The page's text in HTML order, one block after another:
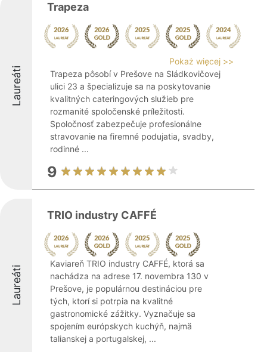
Laureáti
Trapeza
Pokaż więcej >>
Trapeza pôsobí v Prešove na Sládkovičovej
ulici 23 a špecializuje sa na poskytovanie
kvalitných cateringových služieb pre
rozmanité spoločenské príležitosti.
Spoločnosť zabezpečuje profesionálne
stravovanie na firemné podujatia, svadby,
rodinné ...
9
Laureáti
TRIO industry CAFFÉ
Kaviareň TRIO industry CAFFÉ, ktorá sa
nachádza na adrese 17. novembra 130 v
Prešove, je populárnou destináciou pre
tých, ktorí si potrpia na kvalitné
gastronomické zážitky. Vyznačuje sa
spojením európskych kuchýň, najmä
talianskej a portugalskej, ...